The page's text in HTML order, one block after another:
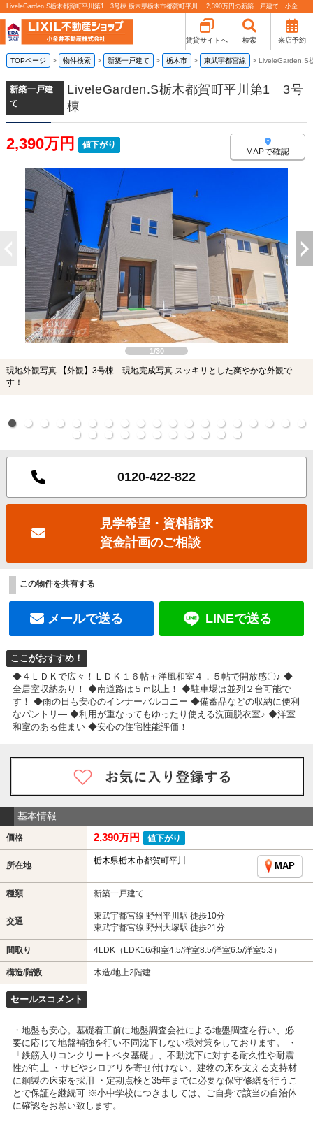
LiveleGarden.S栃木都賀町平川第1 3号棟 栃木県栃木市都賀町平川 ｜2,390万円の新築一戸建て｜小金井不動産売買部 小山城東店
賃貸サイトへ 検索 来店予約
TOPページ > 物件検索 > 新築一戸建て > 栃木市 > 東武宇都宮線 > LiveleGarden.S
新築一戸建
て
LiveleGarden.S栃木都賀町平川第1 3号
棟
2,390万円 値下がり
MAPで確認
1/30
現地外観写真 【外観】3号棟 現地完成写真 スッキリとした爽やかな外観で
す！
0120-422-822
見学希望・資料請求
資金計画のご相談
この物件を共有する
メールで送る LINEで送る
ここがおすすめ！
◆４ＬＤＫで広々！ＬＤＫ１６帖＋洋風和室４．５帖で開放感〇♪ ◆
全居室収納あり！ ◆南道路は５ｍ以上！ ◆駐車場は並列２台可能で
す！ ◆雨の日も安心のインナーバルコニー ◆備蓄品などの収納に便利
なパントリ― ◆利用が重なってもゆったり使える洗面脱衣室♪ ◆洋室
和室のある住まい ◆安心の住宅性能評価！
基本情報
価格 2,390万円 値下がり
所在地 栃木県栃木市都賀町平川
MAP
種類 新築一戸建て
交通
東武宇都宮線 野州平川駅 徒歩10分
東武宇都宮線 野州大塚駅 徒歩21分
間取り 4LDK（LDK16/和室4.5/洋室8.5/洋室6.5/洋室5.3）
構造/階数 木造/地上2階建
セールスコメント
・地盤も安心。基礎着工前に地盤調査会社による地盤調査を行い、必
要に応じて地盤補強を行い不同沈下しない様対策をしております。 ・
「鉄筋入りコンクリートベタ基礎」、不動沈下に対する耐久性や耐震
性が向上 ・サビやシロアリを寄せ付けない。建物の床を支える支持材
に鋼製の床束を採用 ・定期点検と35年までに必要な保守修繕を行うこ
とで保証を継続可 ※小中学校につきましては、ご自身で該当の自治体
に確認をお願い致します。